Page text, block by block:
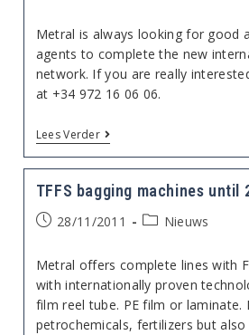
op:
Metral is always looking for good
agents to complete the new
network. If you are really
at +34 972 16 06 06.
Lees VerderMetral
Is
Loooking
Enlarge
New
TFFS bagging machines until
Bericht
op:
28/11/2011 Berichtcategorie:
Nieuws
Metral offers complete lines with
with internationally proven
film reel tube. PE film or laminate.
petrochemicals, fertilizers but